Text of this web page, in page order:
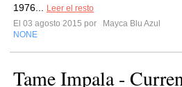
1976...
Leer el resto
El 03 agosto 2015 por
Mayca Blu Azul
NONE
Tame Impala -